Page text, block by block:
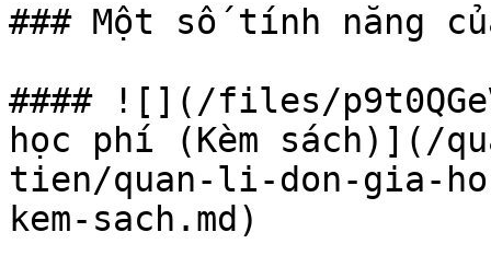
### Một số tính năng
#### ![](/files/
học phí (Kèm sách)](/
tien/quan-li-don-gia-
kem-sach.md)